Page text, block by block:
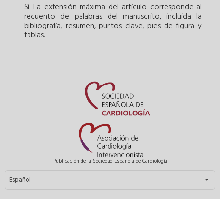
Sí. La extensión máxima del artículo corresponde al
recuento de palabras del manuscrito, incluida la
bibliografía, resumen, puntos clave, pies de figura y
tablas.
Publicación de la Sociedad Española de Cardiología
Seleccione su idioma
Español